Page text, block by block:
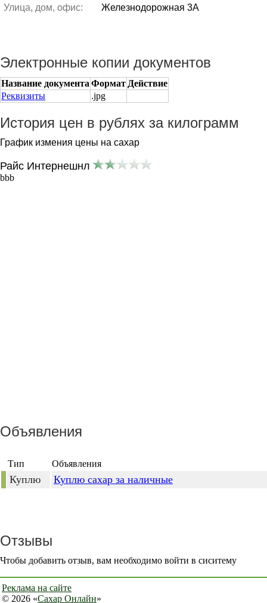
Улица, дом, офис:
Железнодорожная 3А
Электронные копии документов
Название документа Формат Действие
Реквизиты
.jpg
История цен в рублях за килограмм
График измения цены на сахар
Райс Интернешнл
bbb
Объявления
Тип Объявления
Куплю Куплю сахар за наличные
Отзывы
Чтобы добавить отзыв, вам необходимо войти в сиситему
Реклама на сайте
© 2026 «Сахар Онлайн»